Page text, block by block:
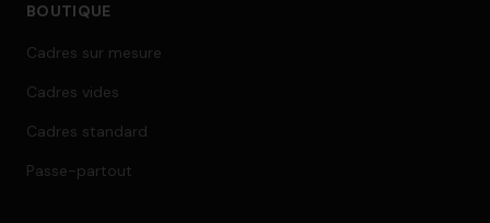
BOUTIQUE
Cadres sur mesure
Cadres vides
Cadres standard
Passe-partout